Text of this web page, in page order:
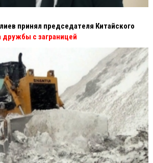
принял председателя Китайского
с заграницей